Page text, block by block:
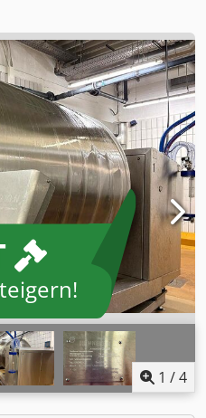
1 /4